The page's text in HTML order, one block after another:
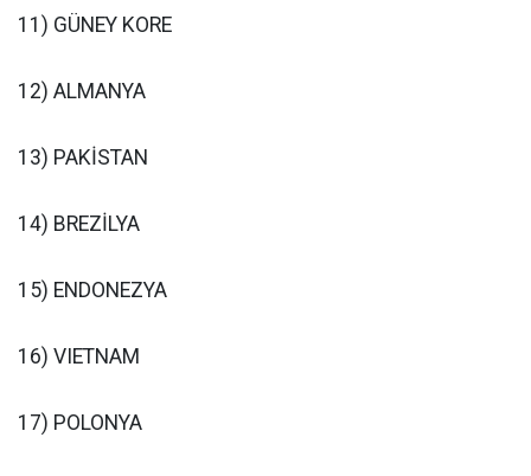
11) GÜNEY KORE
12) ALMANYA
13) PAKİSTAN
14) BREZİLYA
15) ENDONEZYA
16) VIETNAM
17) POLONYA